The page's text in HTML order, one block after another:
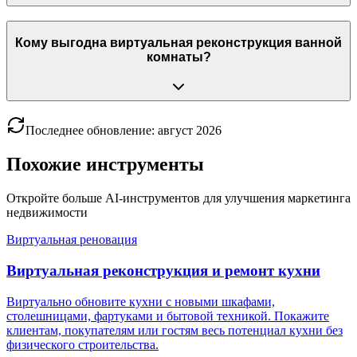
Кому выгодна виртуальная реконструкция ванной
комнаты?
Последнее обновление: август 2026
Похожие инструменты
Откройте больше AI-инструментов для улучшения маркетинга
недвижимости
Виртуальная реновация
Виртуальная реконструкция и ремонт кухни
Виртуально обновите кухни с новыми шкафами,
столешницами, фартуками и бытовой техникой. Покажите
клиентам, покупателям или гостям весь потенциал кухни без
физического строительства.